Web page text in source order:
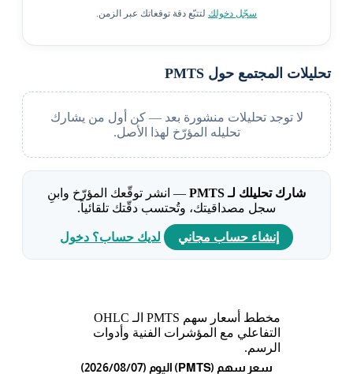
سجّل دخولكلتتبّع دقة توقعاتك عبر الزمن.
تحليلات المجتمع حول PMTS
لا توجد تحليلات منشورة بعد — كن أول من يشارك
تحليله المؤرّخ لهذا الأصل.
شارك تحليلك لـ PMTS
— انشر توقّعك المؤرّخ وابنِ
سجل مصداقيتك، وتُحتسب دقّتك تلقائياً.
إنشاء حساب مجاني لديك حساب؟ دخول
مخطط أسعار سهم PMTS الـ OHLC
التفاعلي مع المؤشرات الفنية وأدوات
الرسم.
(2026/08/07) اليوم (PMTS) سعر سهم